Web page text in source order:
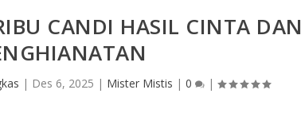
CANDI HASIL CINTA DAN
| Des 6, 2025 | Mister Mistis | 0 |